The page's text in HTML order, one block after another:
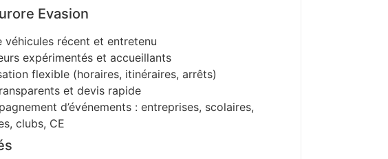
Evasion
véhicules récent et entretenu
expérimentés et accueillants
flexible (horaires, itinéraires, arrêts)
et devis rapide
d’événements : entreprises, scolaires,
clubs, CE